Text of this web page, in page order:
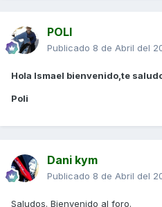
POLI
Publicado 8 de Abril del
Hola Ismael bienvenido,te
Poli
Dani kym
Publicado 8 de Abril del
Saludos. Bienvenido al foro.